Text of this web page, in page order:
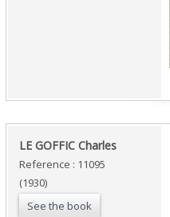
‎LE GOFFIC Charles‎
Reference : 11095
(1930)
See the book